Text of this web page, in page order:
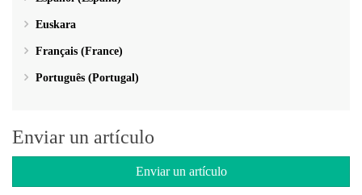
Euskara
Français (France)
Português (Portugal)
Enviar un artículo
Enviar un artículo